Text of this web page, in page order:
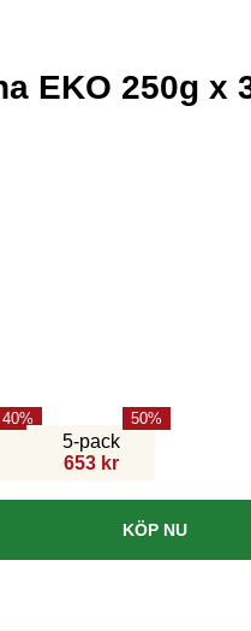
EKO 250g x
0
40
5-pack
653 kr
50
KÖP NU